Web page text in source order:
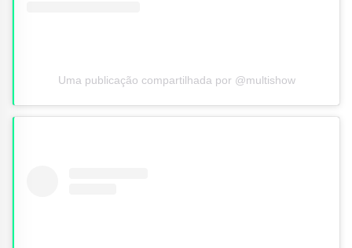
Uma publicação compartilhada por @multishow